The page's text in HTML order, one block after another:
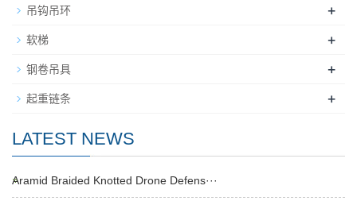
吊钩吊环 +
软梯 +
钢卷吊具 +
起重链条 +
LATEST NEWS
Aramid Braided Knotted Drone Defens···